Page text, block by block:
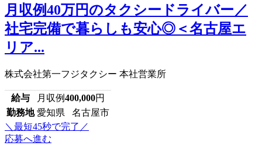
月収例40万円のタクシードライバー／
社宅完備で暮らしも安心◎＜名古屋エ
リア...
株式会社第一フジタクシー 本社営業所
給与 月収例400,000円
勤務地 愛知県 名古屋市
＼最短45秒で完了／
応募へ進む